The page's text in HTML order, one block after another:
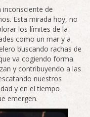
de
Esta mirada hoy, no
los límites de la
como un mar y a
buscando rachas de
va cogiendo forma.
y contribuyendo a las
nuestros
y en el tiempo
emergen.